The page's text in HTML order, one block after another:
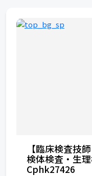
【臨床検査技
検体検査・生
Cphk27426